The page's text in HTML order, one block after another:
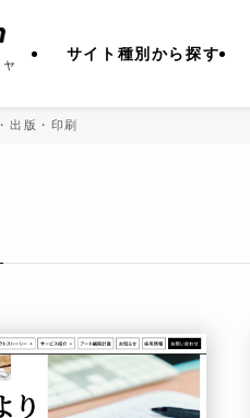
サイト種別から探す
出版・印刷